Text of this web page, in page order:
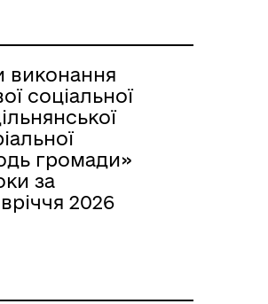
виконання
соціальної
громади»
за
2026